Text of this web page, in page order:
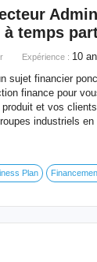
à temps
Expérience : 10
sujet financier
finance pour
et vos
industriels en
Plan